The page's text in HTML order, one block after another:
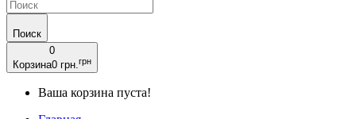
Поиск
0
Корзина0 грн. грн
Ваша корзина пуста!